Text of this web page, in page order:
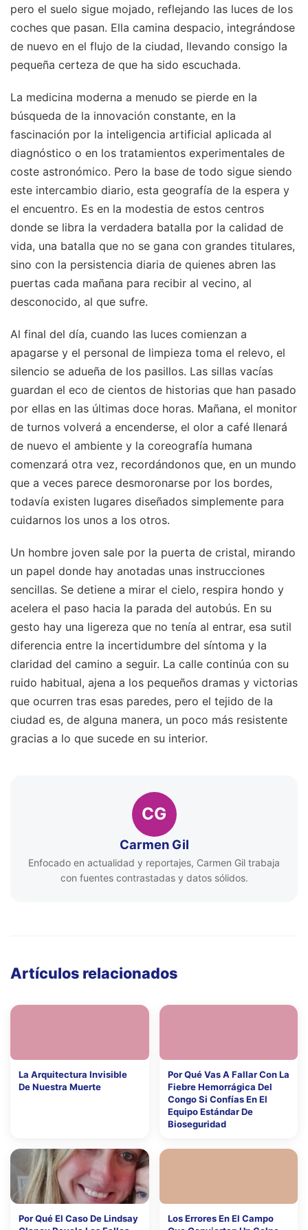
pero el suelo sigue mojado, reflejando las luces de los
coches que pasan. Ella camina despacio, integrándose
de nuevo en el flujo de la ciudad, llevando consigo la
pequeña certeza de que ha sido escuchada.
La medicina moderna a menudo se pierde en la
búsqueda de la innovación constante, en la
fascinación por la inteligencia artificial aplicada al
diagnóstico o en los tratamientos experimentales de
coste astronómico. Pero la base de todo sigue siendo
este intercambio diario, esta geografía de la espera y
el encuentro. Es en la modestia de estos centros
donde se libra la verdadera batalla por la calidad de
vida, una batalla que no se gana con grandes titulares,
sino con la persistencia diaria de quienes abren las
puertas cada mañana para recibir al vecino, al
desconocido, al que sufre.
Al final del día, cuando las luces comienzan a
apagarse y el personal de limpieza toma el relevo, el
silencio se adueña de los pasillos. Las sillas vacías
guardan el eco de cientos de historias que han pasado
por ellas en las últimas doce horas. Mañana, el monitor
de turnos volverá a encenderse, el olor a café llenará
de nuevo el ambiente y la coreografía humana
comenzará otra vez, recordándonos que, en un mundo
que a veces parece desmoronarse por los bordes,
todavía existen lugares diseñados simplemente para
cuidarnos los unos a los otros.
Un hombre joven sale por la puerta de cristal, mirando
un papel donde hay anotadas unas instrucciones
sencillas. Se detiene a mirar el cielo, respira hondo y
acelera el paso hacia la parada del autobús. En su
gesto hay una ligereza que no tenía al entrar, esa sutil
diferencia entre la incertidumbre del síntoma y la
claridad del camino a seguir. La calle continúa con su
ruido habitual, ajena a los pequeños dramas y victorias
que ocurren tras esas paredes, pero el tejido de la
ciudad es, de alguna manera, un poco más resistente
gracias a lo que sucede en su interior.
CG
Carmen Gil
Enfocado en actualidad y reportajes, Carmen Gil trabaja
con fuentes contrastadas y datos sólidos.
Artículos relacionados
La Arquitectura Invisible
De Nuestra Muerte
Por Qué Vas A Fallar Con La
Fiebre Hemorrágica Del
Congo Si Confías En El
Equipo Estándar De
Bioseguridad
Por Qué El Caso De Lindsay
Los Errores En El Campo